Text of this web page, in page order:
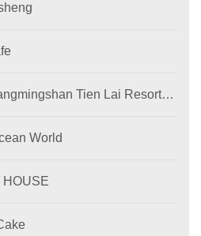
Tien Lai Resort &
World
HOUSE